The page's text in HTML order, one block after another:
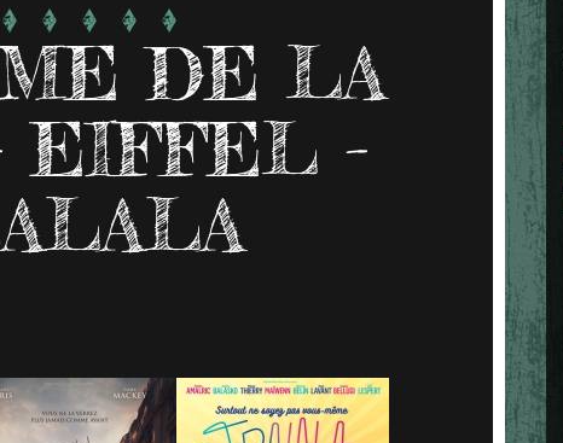
DE LA
EIFFEL -